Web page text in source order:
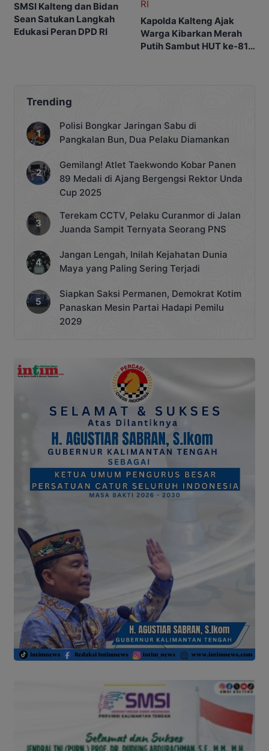
SMSI Kalteng dan Bidan
Sean Satukan Langkah
Edukasi Peran DPD RI
Kapolda Kalteng Ajak
Warga Kibarkan Merah
Putih Sambut HUT ke-81
Trending
Polisi Bongkar Jaringan Sabu di
Pangkalan Bun, Dua Pelaku Diamankan
Gemilang! Atlet Taekwondo Kobar Panen
89 Medali di Ajang Bergengsi Rektor Unda
Cup 2025
Terekam CCTV, Pelaku Curanmor di Jalan
Juanda Sampit Ternyata Seorang PNS
Jangan Lengah, Inilah Kejahatan Dunia
Maya yang Paling Sering Terjadi
Siapkan Saksi Permanen, Demokrat Kotim
Panaskan Mesin Partai Hadapi Pemilu
2029